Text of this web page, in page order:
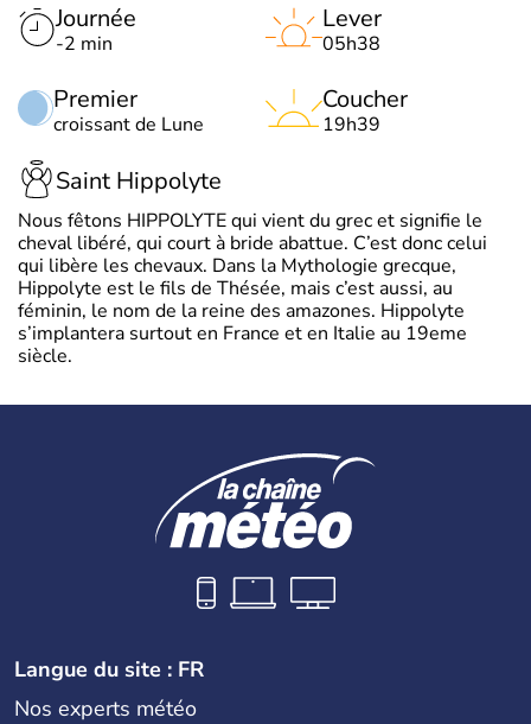
Journée
-2 min
Premier
croissant de Lune
Lever
05h38
Coucher
19h39
Saint Hippolyte
Nous fêtons HIPPOLYTE qui vient du grec et signifie le
cheval libéré, qui court à bride abattue. C’est donc celui
qui libère les chevaux. Dans la Mythologie grecque,
Hippolyte est le fils de Thésée, mais c’est aussi, au
féminin, le nom de la reine des amazones. Hippolyte
s’implantera surtout en France et en Italie au 19eme
siècle.
Langue du site : FR
Nos experts météo